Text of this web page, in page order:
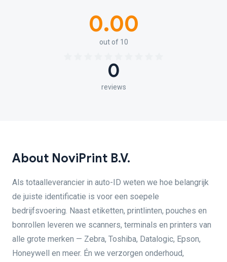
0.00
out of 10
0
reviews
About NoviPrint B.V.
Als totaalleverancier in auto-ID weten we hoe belangrijk
de juiste identificatie is voor een soepele
bedrijfsvoering. Naast etiketten, printlinten, pouches en
bonrollen leveren we scanners, terminals en printers van
alle grote merken — Zebra, Toshiba, Datalogic, Epson,
Honeywell en meer. Én we verzorgen onderhoud,